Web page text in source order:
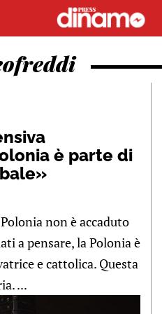
è parte di
non è accaduto
a pensare, la Polonia è
e cattolica. Questa
...